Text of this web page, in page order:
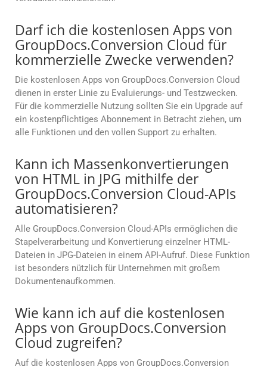
Darf ich die kostenlosen Apps von
GroupDocs.Conversion Cloud für
kommerzielle Zwecke verwenden?
Die kostenlosen Apps von GroupDocs.Conversion Cloud
dienen in erster Linie zu Evaluierungs- und Testzwecken.
Für die kommerzielle Nutzung sollten Sie ein Upgrade auf
ein kostenpflichtiges Abonnement in Betracht ziehen, um
alle Funktionen und den vollen Support zu erhalten.
Kann ich Massenkonvertierungen
von HTML in JPG mithilfe der
GroupDocs.Conversion Cloud-APIs
automatisieren?
Alle GroupDocs.Conversion Cloud-APIs ermöglichen die
Stapelverarbeitung und Konvertierung einzelner HTML-
Dateien in JPG-Dateien in einem API-Aufruf. Diese Funktion
ist besonders nützlich für Unternehmen mit großem
Dokumentenaufkommen.
Wie kann ich auf die kostenlosen
Apps von GroupDocs.Conversion
Cloud zugreifen?
Auf die kostenlosen Apps von GroupDocs.Conversion